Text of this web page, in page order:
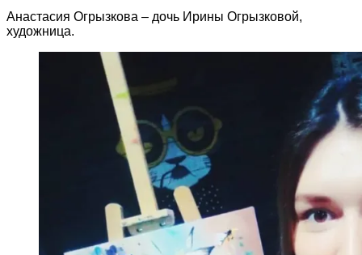
Анастасия Огрызкова – дочь Ирины Огрызковой,
художница.